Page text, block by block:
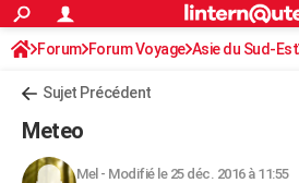
ACTUALITÉS
Politique
Société
Faits Divers
Education
Monde
Villes
+
FINANCE
S'inscrire
Connexion
Forum Forum Voyage Asie du Sud-Est
Sujet Précédent
Meteo
Mel - Modifié le 25 déc. 2016 à 11:55